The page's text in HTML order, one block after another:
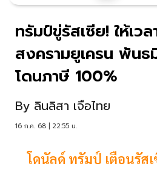
ทรัมป์ขู่รัสเซีย! ให้เว
สงครามยูเครน พันธ
โดนภาษี 100%
By ลินลิสา เจือไทย
16 ก.ค. 68 | 22:55 น.
โดนัลด์ ทรัมป์ เตือนรัส